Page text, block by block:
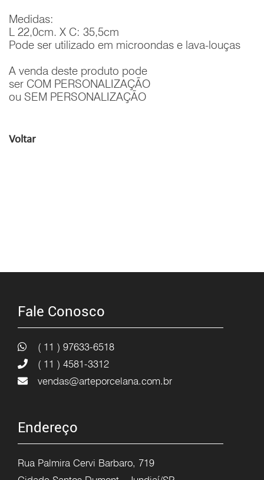
Medidas:
L 22,0cm. X C: 35,5cm
Pode ser utilizado em microondas e lava-louças
A venda deste produto pode
ser COM PERSONALIZAÇÃO
ou SEM PERSONALIZAÇÃO
Voltar
Fale Conosco
( 11 ) 97633-6518
( 11 ) 4581-3312
vendas@arteporcelana.com.br
Endereço
Rua Palmira Cervi Barbaro, 719